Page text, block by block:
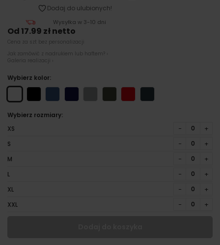
Dodaj do ulubionych!
Wysyłka w 3-10 dni
Od 17.99 zł netto
Cena za szt bez personalizacji
Jak zamówić z nadrukiem lub haftem? ›
Galeria realizacji ›
Wybierz kolor:
Wybierz rozmiary:
XS
− +
S − +
M − +
L − +
XL − +
XXL − +